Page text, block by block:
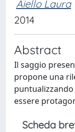
Aiello Laura
2014
Abstract
Il saggio
propone una
essere
Scheda